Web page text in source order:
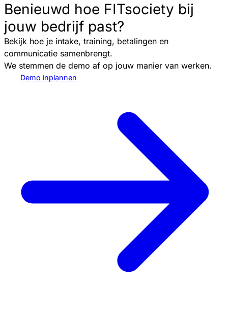
Benieuwd hoe FITsociety bij
jouw bedrijf past?
Bekijk hoe je intake, training, betalingen en
communicatie samenbrengt.
We stemmen de demo af op jouw manier van werken.
Demo inplannen